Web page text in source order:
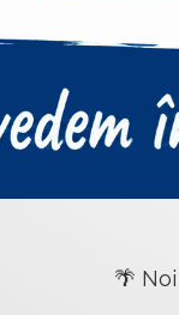
🌴